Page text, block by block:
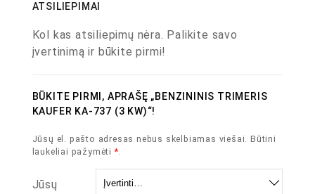
ATSILIEPIMAI
Kol kas atsiliepimų nėra. Palikite savo
įvertinimą ir būkite pirmi!
BŪKITE PIRMI, APRAŠĘ „BENZININIS TRIMERIS
KAUFER KA-737 (3 KW)“!
Jūsų el. pašto adresas nebus skelbiamas viešai. Būtini
laukeliai pažymėti *.
Jūsų